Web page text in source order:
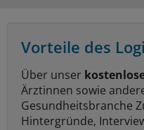
Vorteile des
Über unser
Ärztinnen sowie
Gesundheitsbranche
Hintergründe,